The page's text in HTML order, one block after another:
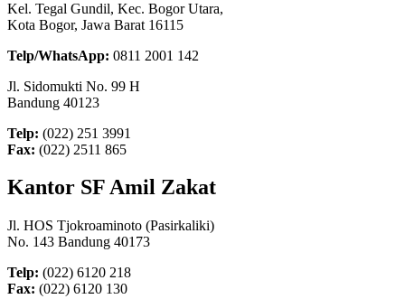
Kel. Tegal Gundil, Kec. Bogor Utara,
Kota Bogor, Jawa Barat 16115
Telp/WhatsApp: 0811 2001 142
Jl. Sidomukti No. 99 H
Bandung 40123
Telp: (022) 251 3991
Fax: (022) 2511 865
Kantor SF Amil Zakat
Jl. HOS Tjokroaminoto (Pasirkaliki)
No. 143 Bandung 40173
Telp: (022) 6120 218
Fax: (022) 6120 130